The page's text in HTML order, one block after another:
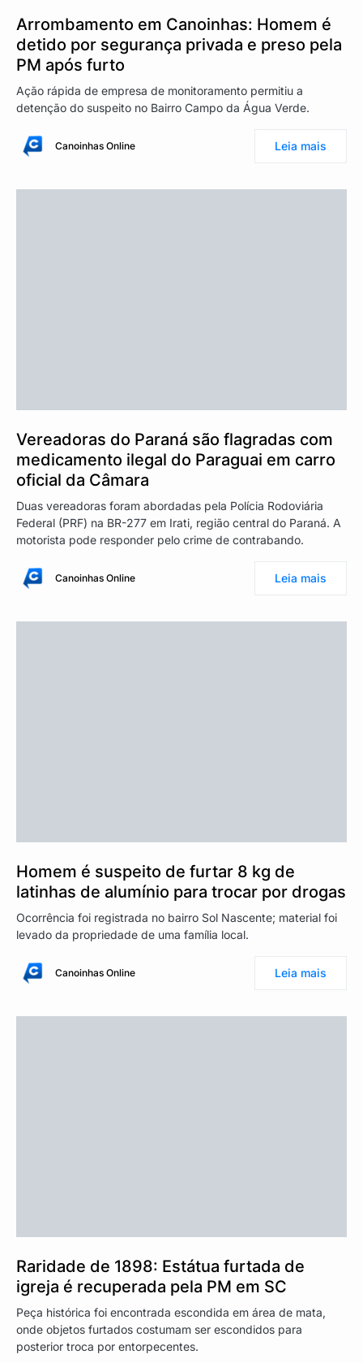
Arrombamento em Canoinhas: Homem é
detido por segurança privada e preso pela
PM após furto
Ação rápida de empresa de monitoramento permitiu a
detenção do suspeito no Bairro Campo da Água Verde.
Canoinhas Online Leia mais
Vereadoras do Paraná são flagradas com
medicamento ilegal do Paraguai em carro
oficial da Câmara
Duas vereadoras foram abordadas pela Polícia Rodoviária
Federal (PRF) na BR-277 em Irati, região central do Paraná. A
motorista pode responder pelo crime de contrabando.
Canoinhas Online Leia mais
Homem é suspeito de furtar 8 kg de
latinhas de alumínio para trocar por drogas
Ocorrência foi registrada no bairro Sol Nascente; material foi
levado da propriedade de uma família local.
Canoinhas Online Leia mais
Raridade de 1898: Estátua furtada de
igreja é recuperada pela PM em SC
Peça histórica foi encontrada escondida em área de mata,
onde objetos furtados costumam ser escondidos para
posterior troca por entorpecentes.